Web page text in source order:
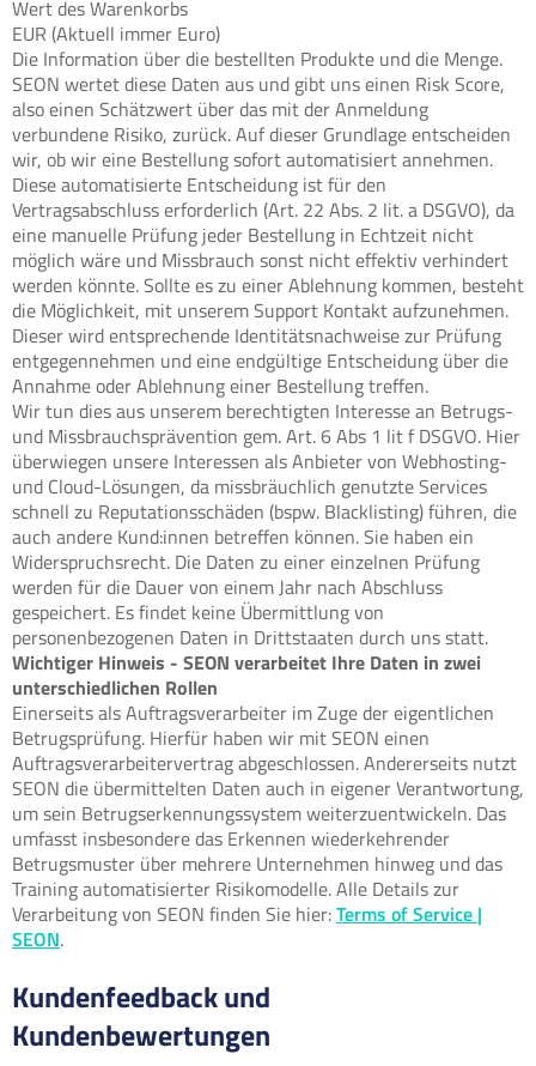
Wert des Warenkorbs
EUR (Aktuell immer Euro)
Die Information über die bestellten Produkte und die Menge.
SEON wertet diese Daten aus und gibt uns einen Risk Score,
also einen Schätzwert über das mit der Anmeldung
verbundene Risiko, zurück. Auf dieser Grundlage entscheiden
wir, ob wir eine Bestellung sofort automatisiert annehmen.
Diese automatisierte Entscheidung ist für den
Vertragsabschluss erforderlich (Art. 22 Abs. 2 lit. a DSGVO), da
eine manuelle Prüfung jeder Bestellung in Echtzeit nicht
möglich wäre und Missbrauch sonst nicht effektiv verhindert
werden könnte. Sollte es zu einer Ablehnung kommen, besteht
die Möglichkeit, mit unserem Support Kontakt aufzunehmen.
Dieser wird entsprechende Identitätsnachweise zur Prüfung
entgegennehmen und eine endgültige Entscheidung über die
Annahme oder Ablehnung einer Bestellung treffen.
Wir tun dies aus unserem berechtigten Interesse an Betrugs-
und Missbrauchsprävention gem. Art. 6 Abs 1 lit f DSGVO. Hier
überwiegen unsere Interessen als Anbieter von Webhosting-
und Cloud-Lösungen, da missbräuchlich genutzte Services
schnell zu Reputationsschäden (bspw. Blacklisting) führen, die
auch andere Kund:innen betreffen können. Sie haben ein
Widerspruchsrecht. Die Daten zu einer einzelnen Prüfung
werden für die Dauer von einem Jahr nach Abschluss
gespeichert. Es findet keine Übermittlung von
personenbezogenen Daten in Drittstaaten durch uns statt.
Wichtiger Hinweis - SEON verarbeitet Ihre Daten in zwei
unterschiedlichen Rollen
Einerseits als Auftragsverarbeiter im Zuge der eigentlichen
Betrugsprüfung. Hierfür haben wir mit SEON einen
Auftragsverarbeitervertrag abgeschlossen. Andererseits nutzt
SEON die übermittelten Daten auch in eigener Verantwortung,
um sein Betrugserkennungssystem weiterzuentwickeln. Das
umfasst insbesondere das Erkennen wiederkehrender
Betrugsmuster über mehrere Unternehmen hinweg und das
Training automatisierter Risikomodelle. Alle Details zur
Verarbeitung von SEON finden Sie hier:Terms of Service |
SEON.
Kundenfeedback und
Kundenbewertungen